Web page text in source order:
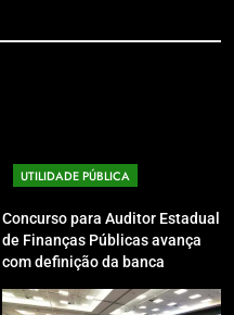
UTILIDADE PÚBLICA
Concurso para Auditor Estadual
de Finanças Públicas avança
com definição da banca